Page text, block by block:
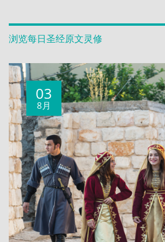
浏览每日圣经原文灵修
03
8月